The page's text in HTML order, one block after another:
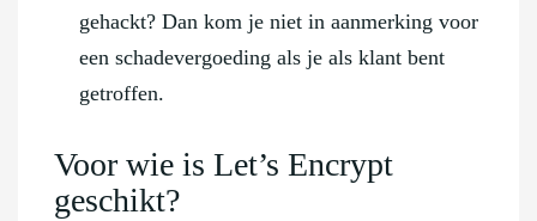
gehackt? Dan kom je niet in aanmerking voor
een schadevergoeding als je als klant bent
getroffen.
Voor wie is Let’s Encrypt
geschikt?